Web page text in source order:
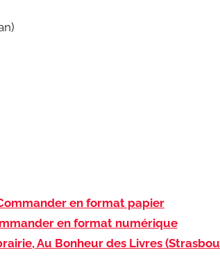
en format papier
en format numérique
Au Bonheur des Livres